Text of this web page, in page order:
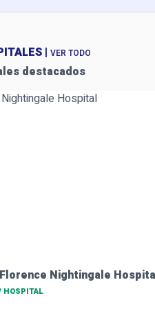
| VER TODO
destacados
Nightingale Hospital
Op. Dr.